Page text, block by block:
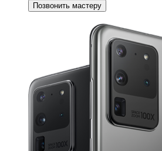
Позвонить мастеру